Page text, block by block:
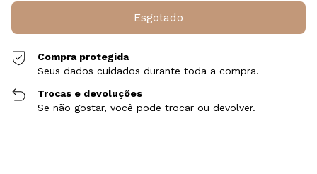
Compra protegida
Seus dados cuidados durante toda a compra.
Trocas e devoluções
Se não gostar, você pode trocar ou devolver.